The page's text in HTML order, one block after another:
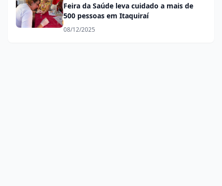
Feira da Saúde leva cuidado a mais de
500 pessoas em Itaquiraí
08/12/2025